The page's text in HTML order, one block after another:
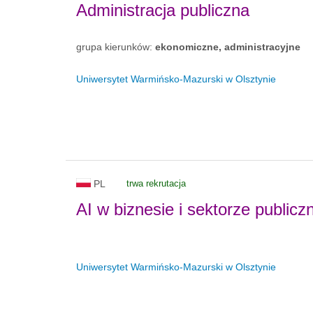
Administracja publiczna
grupa kierunków: ekonomiczne, administracyjne
Uniwersytet Warmińsko-Mazurski w Olsztynie
PL trwa rekrutacja
AI w biznesie i sektorze
Uniwersytet Warmińsko-Mazurski w Olsztynie